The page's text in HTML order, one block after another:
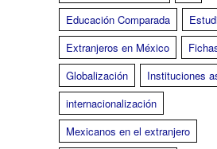
Educación Comparada
Extranjeros en México
Globalización
Instituciones
internacionalización
Mexicanos en el extranjero